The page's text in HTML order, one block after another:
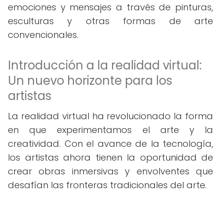
emociones y mensajes a través de pinturas,
esculturas y otras formas de arte
convencionales.
Introducción a la realidad virtual:
Un nuevo horizonte para los
artistas
La realidad virtual ha revolucionado la forma
en que experimentamos el arte y la
creatividad. Con el avance de la tecnología,
los artistas ahora tienen la oportunidad de
crear obras inmersivas y envolventes que
desafían las fronteras tradicionales del arte.